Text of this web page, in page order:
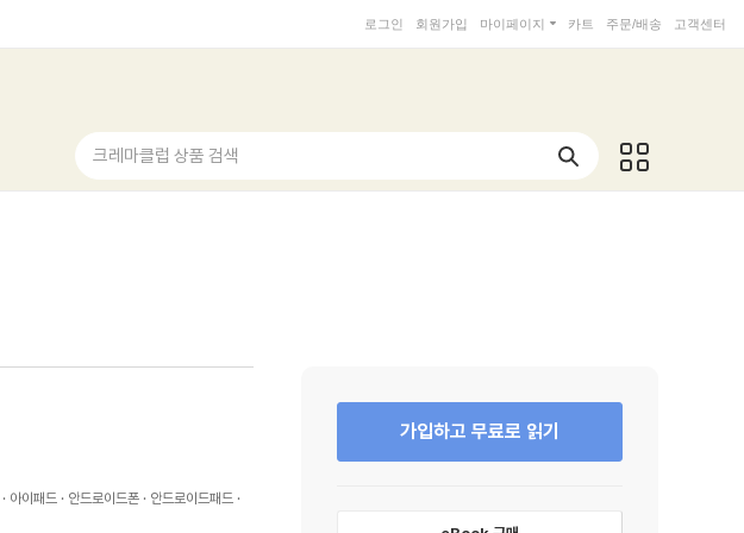
로그인 회원가입 마이페이지 카트 주문/배송 고객센터
크레마클럽 상품 검색
아이패드 안드로이드폰
안드로이드패드
가입하고 무료로 읽기